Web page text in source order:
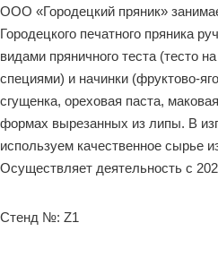
ООО «Городецкий пряник»
Городецкого печатного пряника
видами пряничного теста (тесто
специями) и начинки (фруктово-
сгущенка, ореховая паста,
формах вырезанных из липы. В
используем качественное сырье
Осуществляет деятельность с
Стенд №: Z1